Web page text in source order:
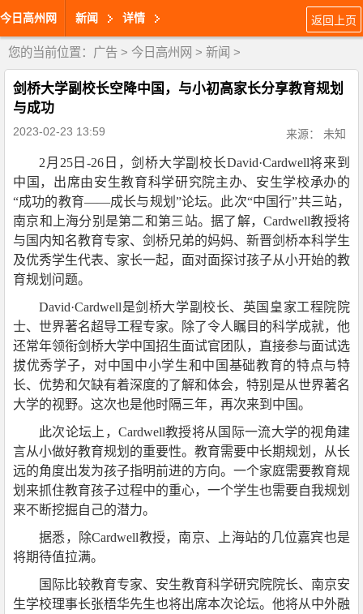
今日高州网 新闻 详情 返回上页
您的当前位置： 广告 > 今日高州网 > 新闻 >
剑桥大学副校长空降中国，与小初高家长分享教育规划
与成功
2023-02-23 13:59 来源： 未知
2月25日-26日，剑桥大学副校长David·Cardwell将来到
中国，出席由安生教育科学研究院主办、安生学校承办的
“成功的教育——成长与规划”论坛。此次“中国行”共三站，
南京和上海分别是第二和第三站。据了解，Cardwell教授将
与国内知名教育专家、剑桥兄弟的妈妈、新晋剑桥本科学生
及优秀学生代表、家长一起，面对面探讨孩子从小开始的教
育规划问题。
David·Cardwell是剑桥大学副校长、英国皇家工程院院
士、世界著名超导工程专家。除了令人瞩目的科学成就，他
还常年领衔剑桥大学中国招生面试官团队，直接参与面试选
拔优秀学子，对中国中小学生和中国基础教育的特点与特
长、优势和欠缺有着深度的了解和体会，特别是从世界著名
大学的视野。这次也是他时隔三年，再次来到中国。
此次论坛上，Cardwell教授将从国际一流大学的视角建
言从小做好教育规划的重要性。教育需要中长期规划，从长
远的角度出发为孩子指明前进的方向。一个家庭需要教育规
划来抓住教育孩子过程中的重心，一个学生也需要自我规划
来不断挖掘自己的潜力。
据悉，除Cardwell教授，南京、上海站的几位嘉宾也是
将期待值拉满。
国际比较教育专家、安生教育科学研究院院长、南京安
生学校理事长张梧华先生也将出席本次论坛。他将从中外融